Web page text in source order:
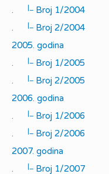
.
|_
Broj 1/2004
.
|_
Broj 2/2004
2005. godina
.
|_
Broj 1/2005
.
|_
Broj 2/2005
2006. godina
.
|_
Broj 1/2006
.
|_
Broj 2/2006
2007. godina
.
|_ Broj 1/2007